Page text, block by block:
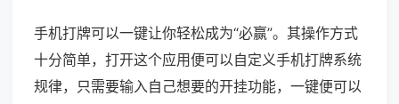
手机打牌可以一键让你轻松成为“必赢”。其操作方式
十分简单，打开这个应用便可以自定义手机打牌系统
规律，只需要输入自己想要的开挂功能，一键便可以